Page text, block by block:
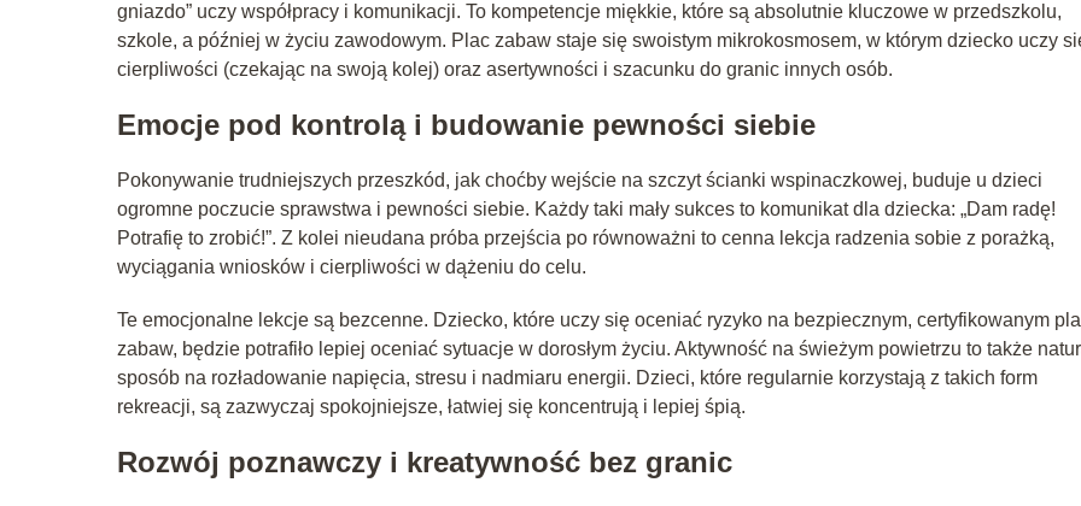
gniazdo” uczy współpracy i komunikacji. To kompetencje miękkie, które są absolutnie kluczowe w przedszkolu,
szkole, a później w życiu zawodowym. Plac zabaw staje się swoistym mikrokosmosem, w którym dziecko uczy
cierpliwości (czekając na swoją kolej) oraz asertywności i szacunku do granic innych osób.
Emocje pod kontrolą i budowanie pewności siebie
Pokonywanie trudniejszych przeszkód, jak choćby wejście na szczyt ścianki wspinaczkowej, buduje u dzieci
ogromne poczucie sprawstwa i pewności siebie. Każdy taki mały sukces to komunikat dla dziecka: „Dam radę!
Potrafię to zrobić!”. Z kolei nieudana próba przejścia po równoważni to cenna lekcja radzenia sobie z porażką,
wyciągania wniosków i cierpliwości w dążeniu do celu.
Te emocjonalne lekcje są bezcenne. Dziecko, które uczy się oceniać ryzyko na bezpiecznym, certyfikowanym
zabaw, będzie potrafiło lepiej oceniać sytuacje w dorosłym życiu. Aktywność na świeżym powietrzu to także
sposób na rozładowanie napięcia, stresu i nadmiaru energii. Dzieci, które regularnie korzystają z takich form
rekreacji, są zazwyczaj spokojniejsze, łatwiej się koncentrują i lepiej śpią.
Rozwój poznawczy i kreatywność bez granic